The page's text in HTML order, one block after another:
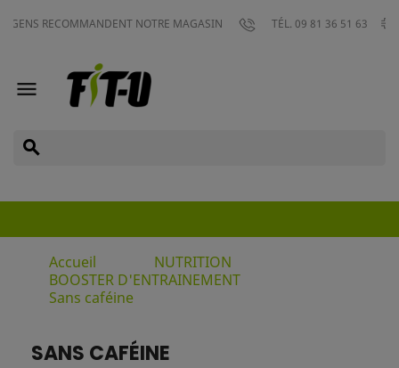
RECOMMANDENT NOTRE MAGASIN TÉL. 09 81 36 51 63

search
Accueil
NUTRITION
BOOSTER D'ENTRAINEMENT
Sans caféine
SANS CAFÉINE